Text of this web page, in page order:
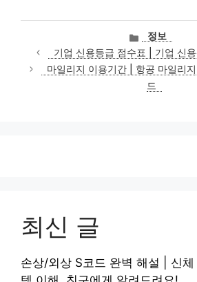
카
테
고
리
정보
기업 신용등급 점수표 | 기업 신
마일리지 이용기간 | 항공 마일리
드
최신 글
손상/외상 S코드 완벽 해설 | 신